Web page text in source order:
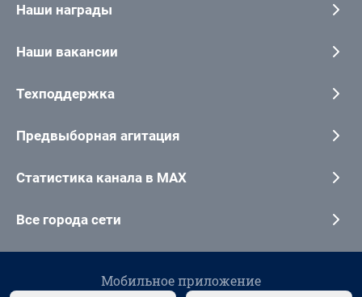
Наши награды
Наши вакансии
Техподдержка
Предвыборная агитация
Статистика канала в MAX
Все города сети
Мобильное приложение